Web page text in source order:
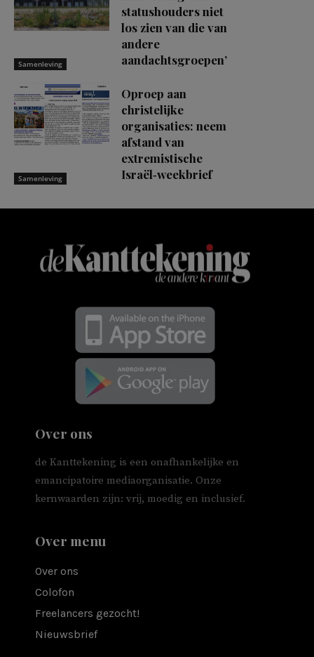
Samenleving
statushouders niet
los zien van die van
andere
aandachtsgroepen’
Samenleving
Oproep aan
christelijke
organisaties: neem
afstand van
extremistische
Israël‑weekbrief
Over ons
de Kanttekening is een onafhankelijke en
emancipatoire mediaorganisatie. Onze
kernwaarden zijn: vrij, moedig en inclusief.
Over menu
Over ons
Colofon
Freelancers gezocht!
Nieuwsbrief